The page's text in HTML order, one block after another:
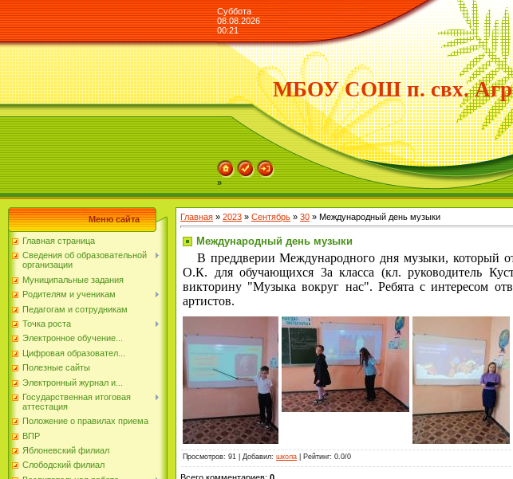
Суббота
08.08.2026
00:21
МБОУ СОШ п. свх.
»
Меню сайта
Главная страница
Сведения об образовательной
организации
Муниципальные задания
Родителям и ученикам
Педагогам и сотрудникам
Точка роста
Электронное обучение...
Цифровая образовател...
Полезные сайты
Электронный журнал и...
Государственная итоговая
аттестация
Положение о правилах приема
ВПР
Яблоневский филиал
Слободский филиал
Главная » 2023 » Сентябрь » 30 » Международный день музыки
Международный день музыки
В преддверии Международного дня музыки, который
О.К. для обучающихся 3а класса (кл. руководитель
викторину "Музыка вокруг нас". Ребята с интересом
артистов.
Просмотров: 91 Добавил: школа Рейтинг: 0.0/0